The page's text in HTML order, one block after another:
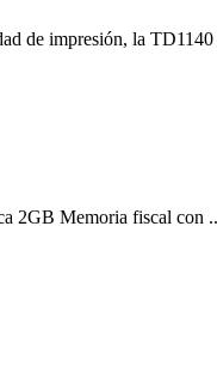
de impresión, la TD1140
2GB Memoria fiscal con ..